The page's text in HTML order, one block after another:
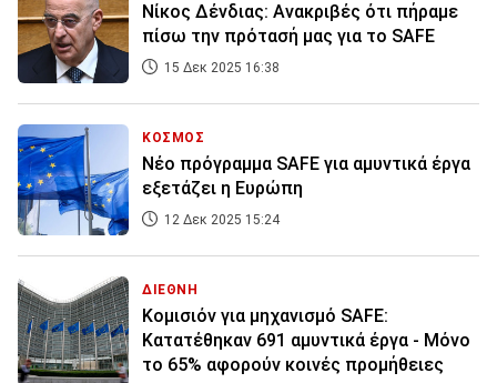
Νίκος Δένδιας: Ανακριβές ότι πήραμε
πίσω την πρότασή μας για το SAFE
15 Δεκ 2025 16:38
ΚΟΣΜΟΣ
Νέο πρόγραμμα SAFE για αμυντικά έργα
εξετάζει η Ευρώπη
12 Δεκ 2025 15:24
ΔΙΕΘΝΗ
Kομισιόν για μηχανισμό SAFE:
Κατατέθηκαν 691 αμυντικά έργα - Μόνο
το 65% αφορούν κοινές προμήθειες